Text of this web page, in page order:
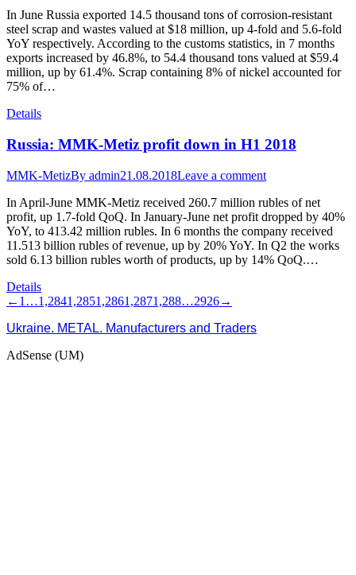
In June Russia exported 14.5 thousand tons of corrosion-resistant
steel scrap and wastes valued at $18 million, up 4-fold and 5.6-fold
YoY respectively. According to the customs statistics, in 7 months
exports increased by 46.8%, to 54.4 thousand tons valued at $59.4
million, up by 61.4%. Scrap containing 8% of nickel accounted for
75% of…
Details
Russia: MMK-Metiz profit down in H1 2018
MMK-MetizBy admin21.08.2018Leave a comment
In April-June MMK-Metiz received 260.7 million rubles of net
profit, up 1.7-fold QoQ. In January-June net profit dropped by 40%
YoY, to 413.42 million rubles. In 6 months the company received
11.513 billion rubles of revenue, up by 20% YoY. In Q2 the works
sold 6.13 billion rubles worth of products, up by 14% QoQ.…
Details
← 1 …1,2841,2851,2861,2871,288…2926→
Ukraine. METAL. Manufacturers and Traders
AdSense (UM)